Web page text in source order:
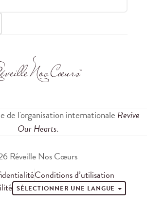
de l'organisation internationale Revive
Our Hearts.
Réveille Nos Cœurs
Conditions d’utilisation
SÉLECTIONNER UNE LANGUE